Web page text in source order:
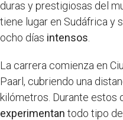
duras y prestigiosas del
tiene lugar en Sudáfrica y
ocho días intensos
La carrera comienza en
Paarl, cubriendo una
kilómetros. Durante estos
experimentan todo tipo